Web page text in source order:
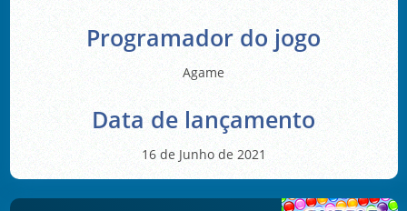
Programador do jogo
Agame
Data de lançamento
16 de Junho de 2021